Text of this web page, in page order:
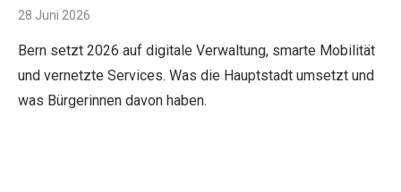
28 Juni 2026
Bern setzt 2026 auf digitale Verwaltung, smarte Mobilität
und vernetzte Services. Was die Hauptstadt umsetzt und
was Bürgerinnen davon haben.